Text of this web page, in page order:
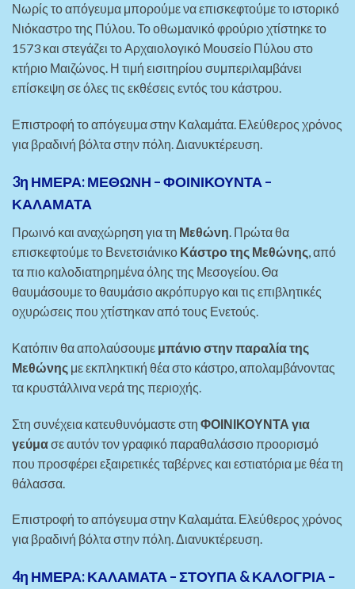
Νωρίς το απόγευμα μπορούμε να επισκεφτούμε το ιστορικό
Νιόκαστρο της Πύλου. Το οθωμανικό φρούριο χτίστηκε το
1573 και στεγάζει το Αρχαιολογικό Μουσείο Πύλου στο
κτήριο Μαιζώνος. Η τιμή εισιτηρίου συμπεριλαμβάνει
επίσκεψη σε όλες τις εκθέσεις εντός του κάστρου.
Επιστροφή το απόγευμα στην Καλαμάτα. Ελεύθερος χρόνος
για βραδινή βόλτα στην πόλη. Διανυκτέρευση.
3η ΗΜΕΡΑ: ΜΕΘΩΝΗ – ΦΟΙΝΙΚΟΥΝΤΑ –
ΚΑΛΑΜΑΤΑ
Πρωινό και αναχώρηση για τη Μεθώνη. Πρώτα θα
επισκεφτούμε το Βενετσιάνικο Κάστρο της Μεθώνης, από
τα πιο καλοδιατηρημένα όλης της Μεσογείου. Θα
θαυμάσουμε το θαυμάσιο ακρόπυργο και τις επιβλητικές
οχυρώσεις που χτίστηκαν από τους Ενετούς.
Κατόπιν θα απολαύσουμε μπάνιο στην παραλία της
Μεθώνης με εκπληκτική θέα στο κάστρο, απολαμβάνοντας
τα κρυστάλλινα νερά της περιοχής.
Στη συνέχεια κατευθυνόμαστε στη ΦΟΙΝΙΚΟΥΝΤΑ για
γεύμασε αυτόν τον γραφικό παραθαλάσσιο προορισμό
που προσφέρει εξαιρετικές ταβέρνες και εστιατόρια με θέα τη
θάλασσα.
Επιστροφή το απόγευμα στην Καλαμάτα. Ελεύθερος χρόνος
για βραδινή βόλτα στην πόλη. Διανυκτέρευση.
4η ΗΜΕΡΑ: ΚΑΛΑΜΑΤΑ – ΣΤΟΥΠΑ & ΚΑΛΟΓΡΙΑ –